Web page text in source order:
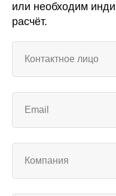
или необходим
расчёт.